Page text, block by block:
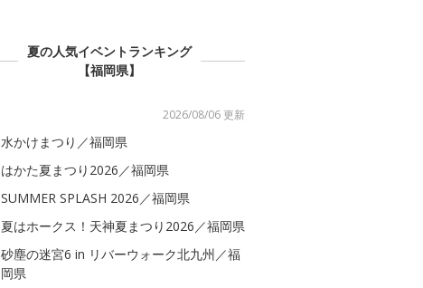
夏の人気イベントランキング
【福岡県】
2026/08/06 更新
水かけまつり／福岡県
はかた夏まつり2026／福岡県
SUMMER SPLASH 2026／福岡県
夏はホークス！天神夏まつり2026／福岡県
砂塵の迷宮6 in リバーウォーク北九州／福
岡県